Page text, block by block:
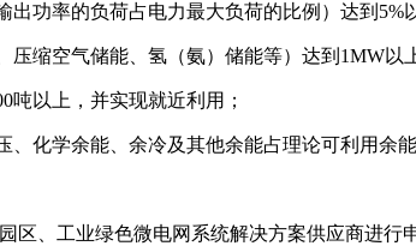
功率的负荷占电力最大负荷的比例）达到5%
缩空气储能、氢（氨）储能等）达到1MW以
吨以上，并实现就近利用；
化学余能、余冷及其他余能占理论可利用余能
、工业绿色微电网系统解决方案供应商进行